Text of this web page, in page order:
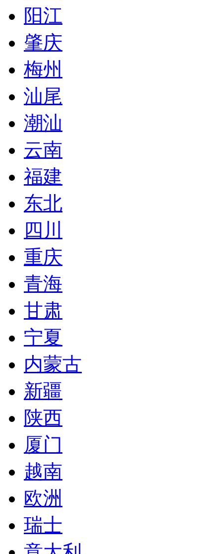
阳江
肇庆
梅州
汕尾
潮汕
云南
福建
东北
四川
重庆
青海
甘肃
宁夏
内蒙古
新疆
陕西
厦门
越南
欧洲
瑞士